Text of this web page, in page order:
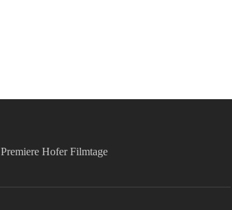
Hofer Filmtage